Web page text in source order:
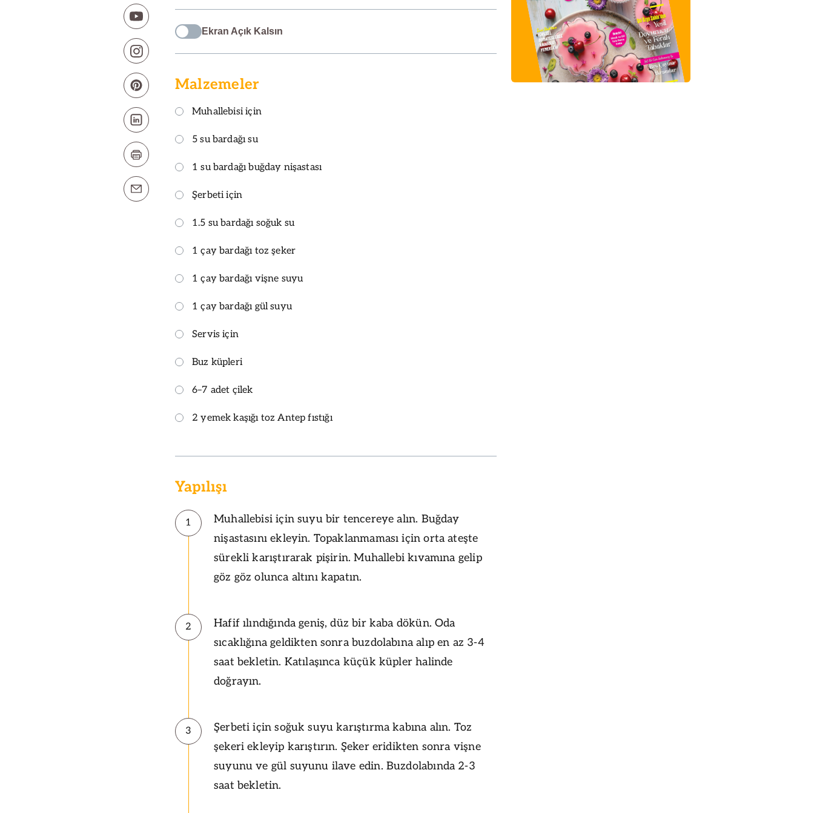
Ekran Açık Kalsın
Malzemeler
Muhallebisi için
5 su bardağı su
1 su bardağı buğday nişastası
Şerbeti için
1.5 su bardağı soğuk su
1 çay bardağı toz şeker
1 çay bardağı vişne suyu
1 çay bardağı gül suyu
Servis için
Buz küpleri
6–7 adet çilek
2 yemek kaşığı toz Antep fıstığı
Yapılışı
1
Muhallebisi için suyu bir tencereye alın. Buğday
nişastasını ekleyin. Topaklanmaması için orta ateşte
sürekli karıştırarak pişirin. Muhallebi kıvamına gelip
göz göz olunca altını kapatın.
2
Hafif ılındığında geniş, düz bir kaba dökün. Oda
sıcaklığına geldikten sonra buzdolabına alıp en az 3-4
saat bekletin. Katılaşınca küçük küpler halinde
doğrayın.
3
Şerbeti için soğuk suyu karıştırma kabına alın. Toz
şekeri ekleyip karıştırın. Şeker eridikten sonra vişne
suyunu ve gül suyunu ilave edin. Buzdolabında 2-3
saat bekletin.